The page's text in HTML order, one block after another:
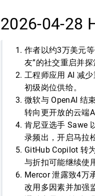
2026-04-28
作者以约3万美元
友”的社交重启并
工程师应用 AI 减
初级岗位供给。
微软与 OpenAI 结
转向更开放的云端
肯尼亚选手 Sawe
录频出，开启马拉
GitHub Copilot 转
与折扣可能继续使
Mercor 泄露致4万
改用多因素并加强